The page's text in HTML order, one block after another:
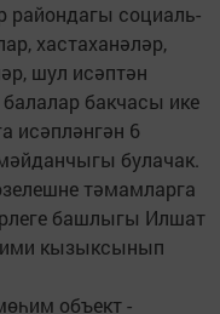
райондагы социаль-
хастаханәләр,
шул исәптән
бакчасы ике
исәпләнгән 6
булачак.
тәмамларга
башлыгы Илшат
кызыксынып
объект -